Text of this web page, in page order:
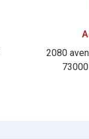
2080